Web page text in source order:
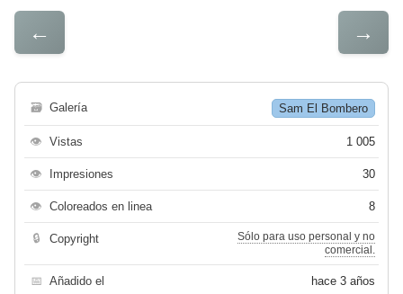
← →
🗃 Galería Sam El Bombero
👁 Vistas 1 005
👁 Impresiones 30
👁 Coloreados en linea 8
🔒 Copyright
Sólo para uso personal y no
comercial.
📅 Añadido el hace 3 años